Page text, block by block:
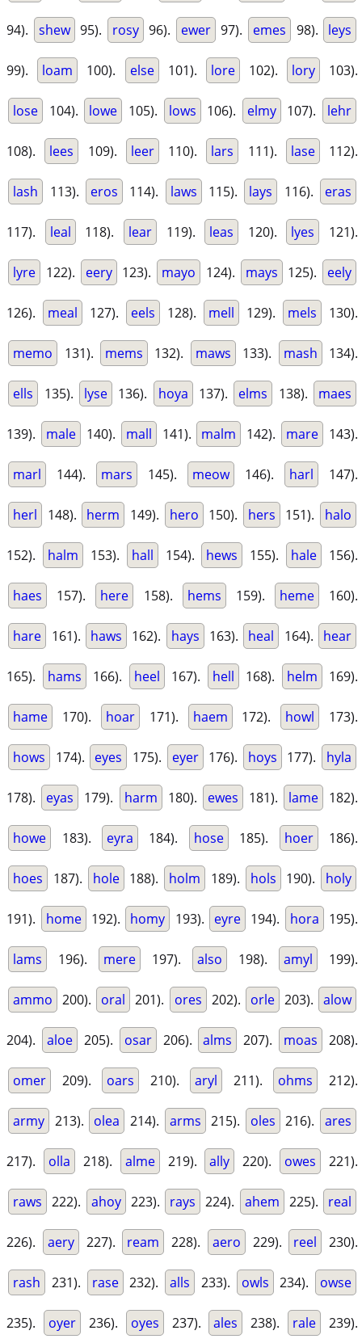
94). shew 95). rosy 96). ewer 97). emes 98). leys
99). loam 100). else 101). lore 102). lory 103).
lose 104). lowe 105). lows 106). elmy 107). lehr
108). lees 109). leer 110). lars 111). lase 112).
lash 113). eros 114). laws 115). lays 116). eras
117). leal 118). lear 119). leas 120). lyes 121).
lyre 122). eery 123). mayo 124). mays 125). eely
126). meal 127). eels 128). mell 129). mels 130).
memo 131). mems 132). maws 133). mash 134).
ells 135). lyse 136). hoya 137). elms 138). maes
139). male 140). mall 141). malm 142). mare 143).
marl 144). mars 145). meow 146). harl 147).
herl 148). herm 149). hero 150). hers 151). halo
152). halm 153). hall 154). hews 155). hale 156).
haes 157). here 158). hems 159). heme 160).
hare 161). haws 162). hays 163). heal 164). hear
165). hams 166). heel 167). hell 168). helm 169).
hame 170). hoar 171). haem 172). howl 173).
hows 174). eyes 175). eyer 176). hoys 177). hyla
178). eyas 179). harm 180). ewes 181). lame 182).
howe 183). eyra 184). hose 185). hoer 186).
hoes 187). hole 188). holm 189). hols 190). holy
191). home 192). homy 193). eyre 194). hora 195).
lams 196). mere 197). also 198). amyl 199).
ammo 200). oral 201). ores 202). orle 203). alow
204). aloe 205). osar 206). alms 207). moas 208).
omer 209). oars 210). aryl 211). ohms 212).
army 213). olea 214). arms 215). oles 216). ares
217). olla 218). alme 219). ally 220). owes 221).
raws 222). ahoy 223). rays 224). ahem 225). real
226). aery 227). ream 228). aero 229). reel 230).
rash 231). rase 232). alls 233). owls 234). owse
235). oyer 236). oyes 237). ales 238). rale 239).